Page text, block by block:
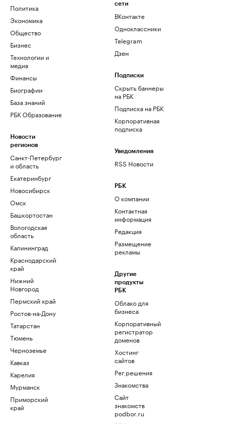
Политика
Экономика
Общество
Бизнес
Технологии и
медиа
Финансы
Биографии
База знаний
РБК Образование
Новости
регионов
Санкт-Петербург
и область
Екатеринбург
Новосибирск
Омск
Башкортостан
Вологодская
область
Калининград
Краснодарский
край
Нижний
Новгород
Пермский край
Ростов-на-Дону
Татарстан
Тюмень
Черноземье
Кавказ
Карелия
Мурманск
Приморский
край
сети
ВКонтакте
Одноклассники
Telegram
Дзен
Подписки
Скрыть баннеры
на РБК
Подписка на РБК
Корпоративная
подписка
Уведомления
RSS Новости
РБК
О компании
Контактная
информация
Редакция
Размещение
рекламы
Другие
продукты
РБК
Облако для
бизнеса
Корпоративный
регистратор
доменов
Хостинг
сайтов
Рег.решения
Знакомства
Сайт
знакомств
podbor.ru